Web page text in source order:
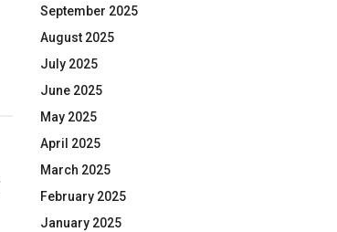
September 2025
August 2025
July 2025
June 2025
May 2025
April 2025
March 2025
February 2025
January 2025